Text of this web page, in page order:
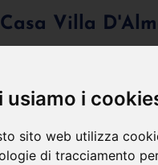
usiamo i
sito web utilizza
di tracciamento
Villa